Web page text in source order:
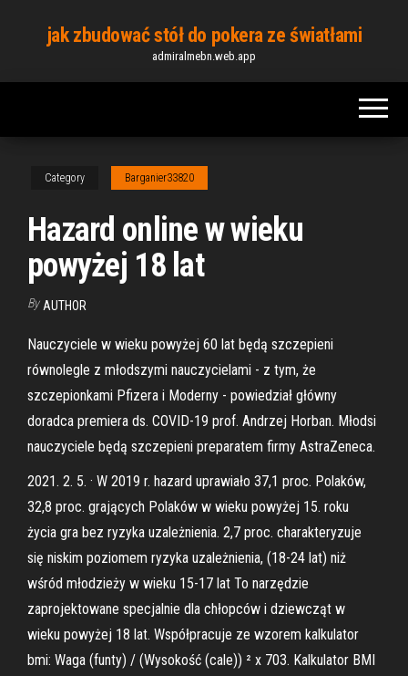
content
jak zbudować stół do pokera ze światłami
admiralmebn.web.app
Category Barganier33820
Hazard online w wieku
powyżej 18 lat
By AUTHOR
Nauczyciele w wieku powyżej 60 lat będą szczepieni
równolegle z młodszymi nauczycielami - z tym, że
szczepionkami Pfizera i Moderny - powiedział główny
doradca premiera ds. COVID-19 prof. Andrzej Horban. Młodsi
nauczyciele będą szczepieni preparatem firmy AstraZeneca.
2021. 2. 5. · W 2019 r. hazard uprawiało 37,1 proc. Polaków,
32,8 proc. grających Polaków w wieku powyżej 15. roku
życia gra bez ryzyka uzależnienia. 2,7 proc. charakteryzuje
się niskim poziomem ryzyka uzależnienia, (18-24 lat) niż
wśród młodzieży w wieku 15-17 lat To narzędzie
zaprojektowane specjalnie dla chłopców i dziewcząt w
wieku powyżej 18 lat. Współpracuje ze wzorem kalkulator
bmi: Waga (funty) / (Wysokość (cale)) ² x 703. Kalkulator BMI